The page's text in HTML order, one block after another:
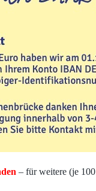
– für weitere (je